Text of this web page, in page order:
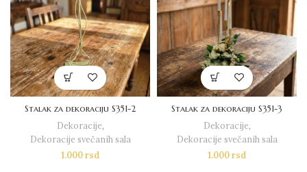
Stalak za dekoraciju S351-2
Dekoracije,
Dekoracije svečanih sala
1.000rsd
Stalak za dekoraciju S351-3
Dekoracije,
Dekoracije svečanih sala
1.000rsd